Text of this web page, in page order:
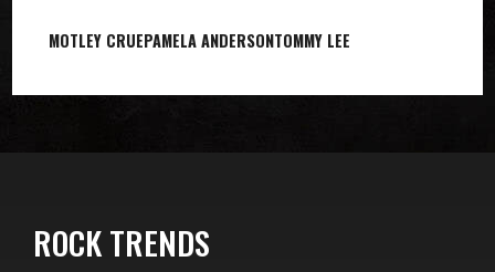
MOTLEY CRUEPAMELA ANDERSONTOMMY LEE
ROCK TRENDS